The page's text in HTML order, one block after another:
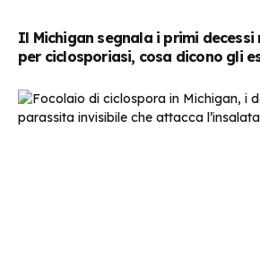
Il Michigan segnala i primi decessi
per ciclosporiasi, cosa dicono gli